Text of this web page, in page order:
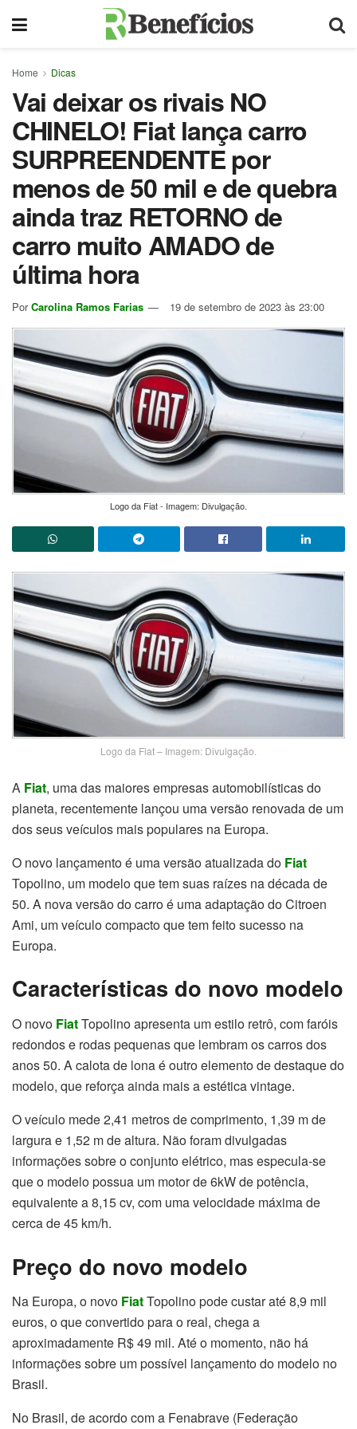
Home Dicas
Vai deixar os rivais NO
CHINELO! Fiat lança carro
SURPREENDENTE por
menos de 50 mil e de quebra
ainda traz RETORNO de
carro muito AMADO de
última hora
Por Carolina Ramos Farias 19 de setembro de 2023 às 23:00
Logo da Fiat - Imagem: Divulgação.
Logo da Fiat – Imagem: Divulgação.
A Fiat, uma das maiores empresas automobilísticas do
planeta, recentemente lançou uma versão renovada de um
dos seus veículos mais populares na Europa.
O novo lançamento é uma versão atualizada do Fiat
Topolino, um modelo que tem suas raízes na década de
50. A nova versão do carro é uma adaptação do Citroen
Ami, um veículo compacto que tem feito sucesso na
Europa.
Características do novo modelo
O novo FiatTopolino apresenta um estilo retrô, com faróis
redondos e rodas pequenas que lembram os carros dos
anos 50. A calota de lona é outro elemento de destaque do
modelo, que reforça ainda mais a estética vintage.
O veículo mede 2,41 metros de comprimento, 1,39 m de
largura e 1,52 m de altura. Não foram divulgadas
informações sobre o conjunto elétrico, mas especula-se
que o modelo possua um motor de 6kW de potência,
equivalente a 8,15 cv, com uma velocidade máxima de
cerca de 45 km/h.
Preço do novo modelo
Na Europa, o novo FiatTopolino pode custar até 8,9 mil
euros, o que convertido para o real, chega a
aproximadamente R$ 49 mil. Até o momento, não há
informações sobre um possível lançamento do modelo no
Brasil.
No Brasil, de acordo com a Fenabrave (Federação